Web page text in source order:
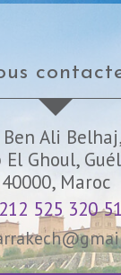
Ali
Ghoul,
40000, Maroc
525 320